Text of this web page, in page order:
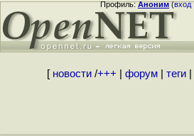
Профиль:Аноним(вход
[ новости/+++ форум| теги|